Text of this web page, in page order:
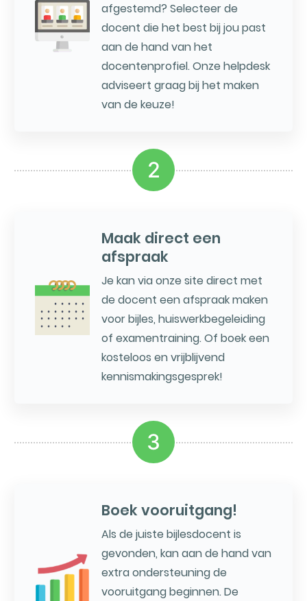
afgestemd? Selecteer de
docent die het best bij jou past
aan de hand van het
docentenprofiel. Onze helpdesk
adviseert graag bij het maken
van de keuze!
2
Maak direct een
afspraak
Je kan via onze site direct met
de docent een afspraak maken
voor bijles, huiswerkbegeleiding
of examentraining. Of boek een
kosteloos en vrijblijvend
kennismakingsgesprek!
3
Boek vooruitgang!
Als de juiste bijlesdocent is
gevonden, kan aan de hand van
extra ondersteuning de
vooruitgang beginnen. De